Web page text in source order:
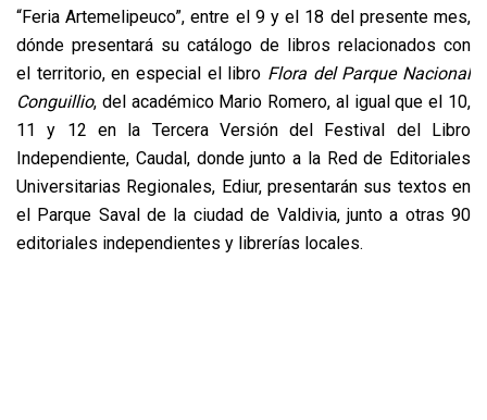
“Feria Artemelipeuco”, entre el 9 y el 18 del presente mes,
dónde presentará su catálogo de libros relacionados con
el territorio, en especial el libro Flora del Parque Nacional
Conguillio, del académico Mario Romero, al igual que el 10,
11 y 12 en la Tercera Versión del Festival del Libro
Independiente, Caudal, donde junto a la Red de Editoriales
Universitarias Regionales, Ediur, presentarán sus textos en
el Parque Saval de la ciudad de Valdivia, junto a otras 90
editoriales independientes y librerías locales.